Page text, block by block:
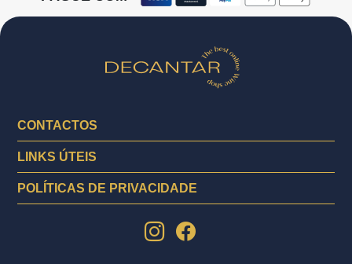
CONTACTOS
LINKS ÚTEIS
POLÍTICAS DE PRIVACIDADE